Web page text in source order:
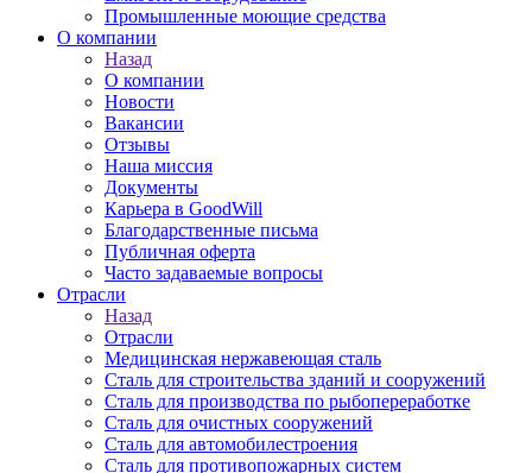
Промышленные моющие средства
О компании
Назад
О компании
Новости
Вакансии
Отзывы
Наша миссия
Документы
Карьера в GoodWill
Благодарственные письма
Публичная оферта
Часто задаваемые вопросы
Отрасли
Назад
Отрасли
Медицинcкая нержавеющая сталь
Сталь для строительства зданий и сооружений
Сталь для производства по рыбопереработке
Сталь для очистных сооружений
Сталь для автомобилестроения
Сталь для противопожарных систем